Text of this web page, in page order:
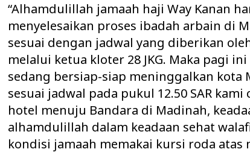
“Alhamdulillah jamaah haji Way Kanan
menyelesaikan proses ibadah arbain di
sesuai dengan jadwal yang diberikan
melalui ketua kloter 28 JKG. Maka pagi
sedang bersiap-siap meninggalkan kota
sesuai jadwal pada pukul 12.50 SAR kami
hotel menuju Bandara di Madinah,
alhamdulillah dalam keadaan sehat
kondisi jamaah memakai kursi roda atas